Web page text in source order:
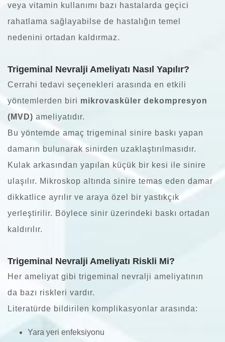
veya vitamin kullanımı bazı hastalarda geçici
rahatlama sağlayabilse de hastalığın temel
nedenini ortadan kaldırmaz.
Trigeminal Nevralji Ameliyatı Nasıl Yapılır?
Cerrahi tedavi seçenekleri arasında en etkili
yöntemlerden biri mikrovasküler dekompresyon
(MVD) ameliyatıdır.
Bu yöntemde amaç trigeminal sinire baskı yapan
damarın bulunarak sinirden uzaklaştırılmasıdır.
Kulak arkasından yapılan küçük bir kesi ile sinire
ulaşılır. Mikroskop altında sinire temas eden damar
dikkatlice ayrılır ve araya özel bir yastıkçık
yerleştirilir. Böylece sinir üzerindeki baskı ortadan
kaldırılır.
Trigeminal Nevralji Ameliyatı Riskli Mi?
Her ameliyat gibi trigeminal nevralji ameliyatının
da bazı riskleri vardır.
Literatürde bildirilen komplikasyonlar arasında:
Yara yeri enfeksiyonu